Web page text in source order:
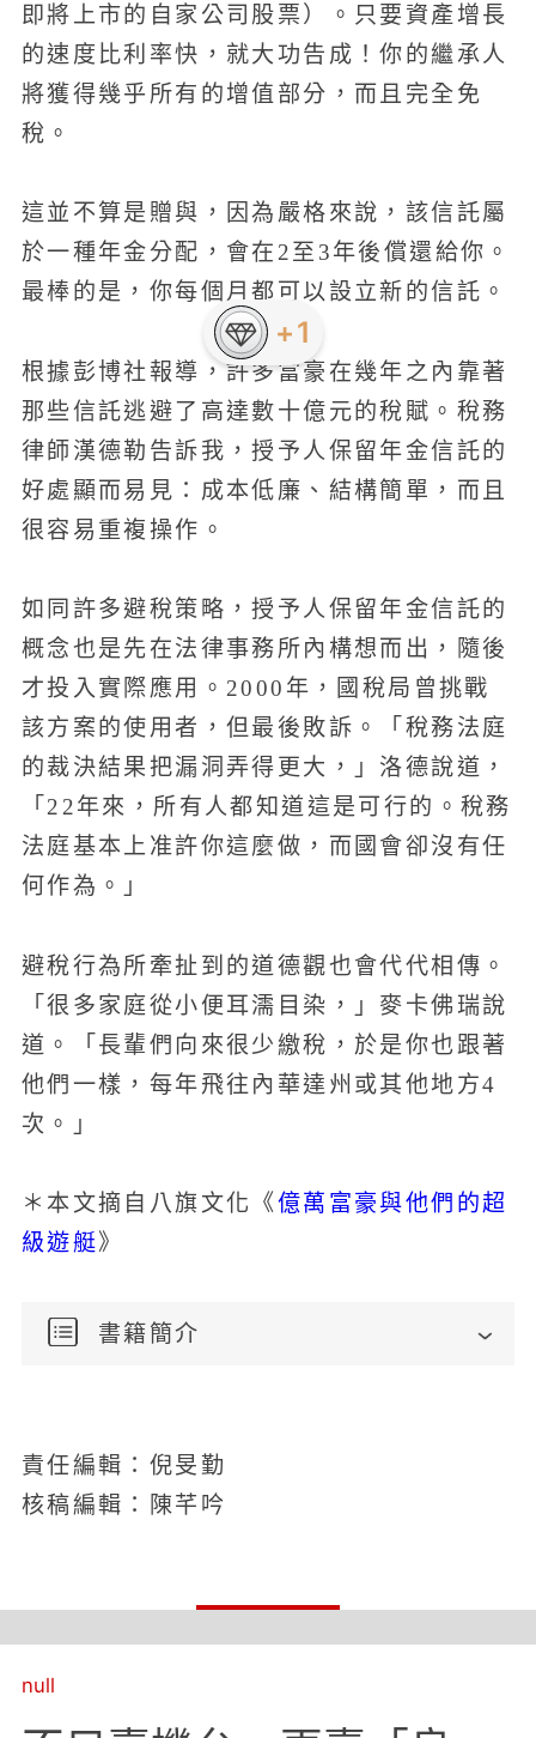
即將上市的自家公司股票）。只要資產增長
的速度比利率快，就大功告成！你的繼承人
將獲得幾乎所有的增值部分，而且完全免
稅。
這並不算是贈與，因為嚴格來說，該信託屬
於一種年金分配，會在2至3年後償還給你。
最棒的是，你每個月都可以設立新的信託。
根據彭博社報導，許多富豪在幾年之內靠著
那些信託逃避了高達數十億元的稅賦。稅務
律師漢德勒告訴我，授予人保留年金信託的
好處顯而易見：成本低廉、結構簡單，而且
很容易重複操作。
如同許多避稅策略，授予人保留年金信託的
概念也是先在法律事務所內構想而出，隨後
才投入實際應用。2000年，國稅局曾挑戰
該方案的使用者，但最後敗訴。「稅務法庭
的裁決結果把漏洞弄得更大，」洛德說道，
「22年來，所有人都知道這是可行的。稅務
法庭基本上准許你這麼做，而國會卻沒有任
何作為。」
避稅行為所牽扯到的道德觀也會代代相傳。
「很多家庭從小便耳濡目染，」麥卡佛瑞說
道。「長輩們向來很少繳稅，於是你也跟著
他們一樣，每年飛往內華達州或其他地方4
次。」
＊本文摘自八旗文化《億萬富豪與他們的超
級遊艇》
書籍簡介
責任編輯：倪旻勤
核稿編輯：陳芊吟
null
+1